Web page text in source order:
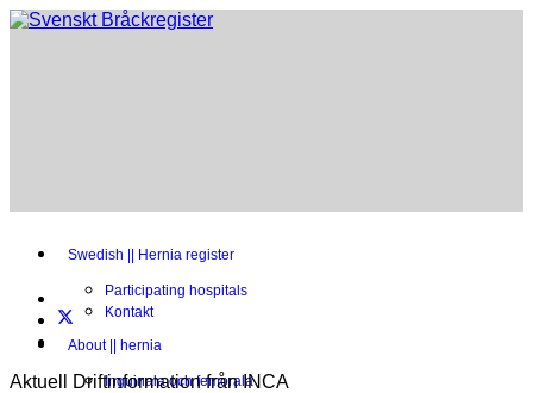
Swedish || Hernia register
Participating hospitals
Kontakt
About || hernia
Inguinala och femorala
Aktuell Driftinformation från INCA